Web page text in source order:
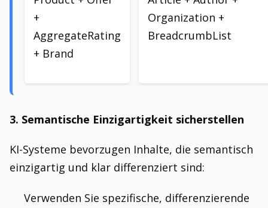
+
AggregateRating
+ Brand
Organization +
BreadcrumbList
3. Semantische Einzigartigkeit sicherstellen
KI-Systeme bevorzugen Inhalte, die semantisch
einzigartig und klar differenziert sind:
Verwenden Sie spezifische, differenzierende